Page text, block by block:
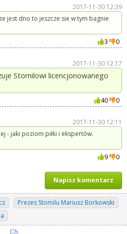
2017-11-30 12:39
jest dno to jeszcze sie w tym bagnie
3
0
2017-11-30 12:17
Stomilowi licencjonowanego
40
0
2017-11-30 12:11
- jaki poziom piłki i ekspertów.
9 0
Napisz komentarz
Prezes Stomilu Mariusz Borkowski